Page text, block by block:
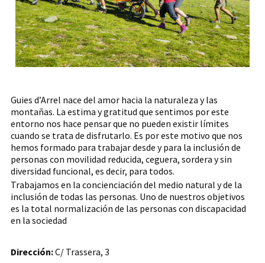
Guies d’Arrel nace del amor hacia la naturaleza y las
montañas. La estima y gratitud que sentimos por este
entorno nos hace pensar que no pueden existir límites
cuando se trata de disfrutarlo. Es por este motivo que nos
hemos formado para trabajar desde y para la inclusión de
personas con movilidad reducida, ceguera, sordera y sin
diversidad funcional, es decir, para todos.
Trabajamos en la concienciación del medio natural y de la
inclusión de todas las personas. Uno de nuestros objetivos
es la total normalización de las personas con discapacidad
en la sociedad
Dirección:C/ Trassera, 3